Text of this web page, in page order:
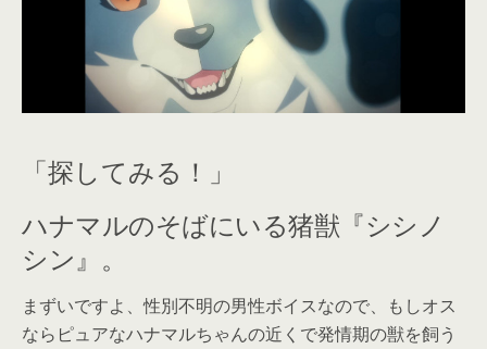
「探してみる！」
ハナマルのそばにいる猪獣『シシノ
シン』。
まずいですよ、性別不明の男性ボイスなので、もしオス
ならピュアなハナマルちゃんの近くで発情期の獣を飼う